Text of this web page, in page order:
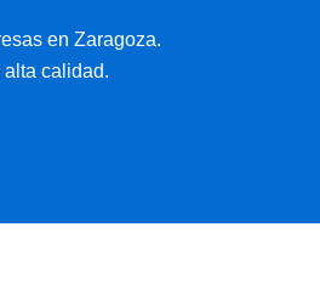
en Zaragoza.
calidad.